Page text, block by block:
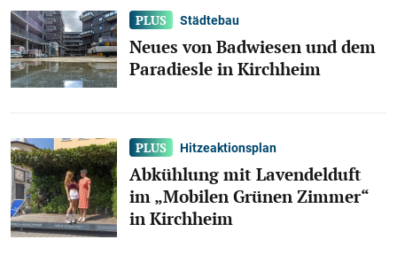
Städtebau
Neues von Badwiesen und dem
Paradiesle in Kirchheim
Hitzeaktionsplan
Abkühlung mit Lavendelduft
im „Mobilen Grünen Zimmer“
in Kirchheim